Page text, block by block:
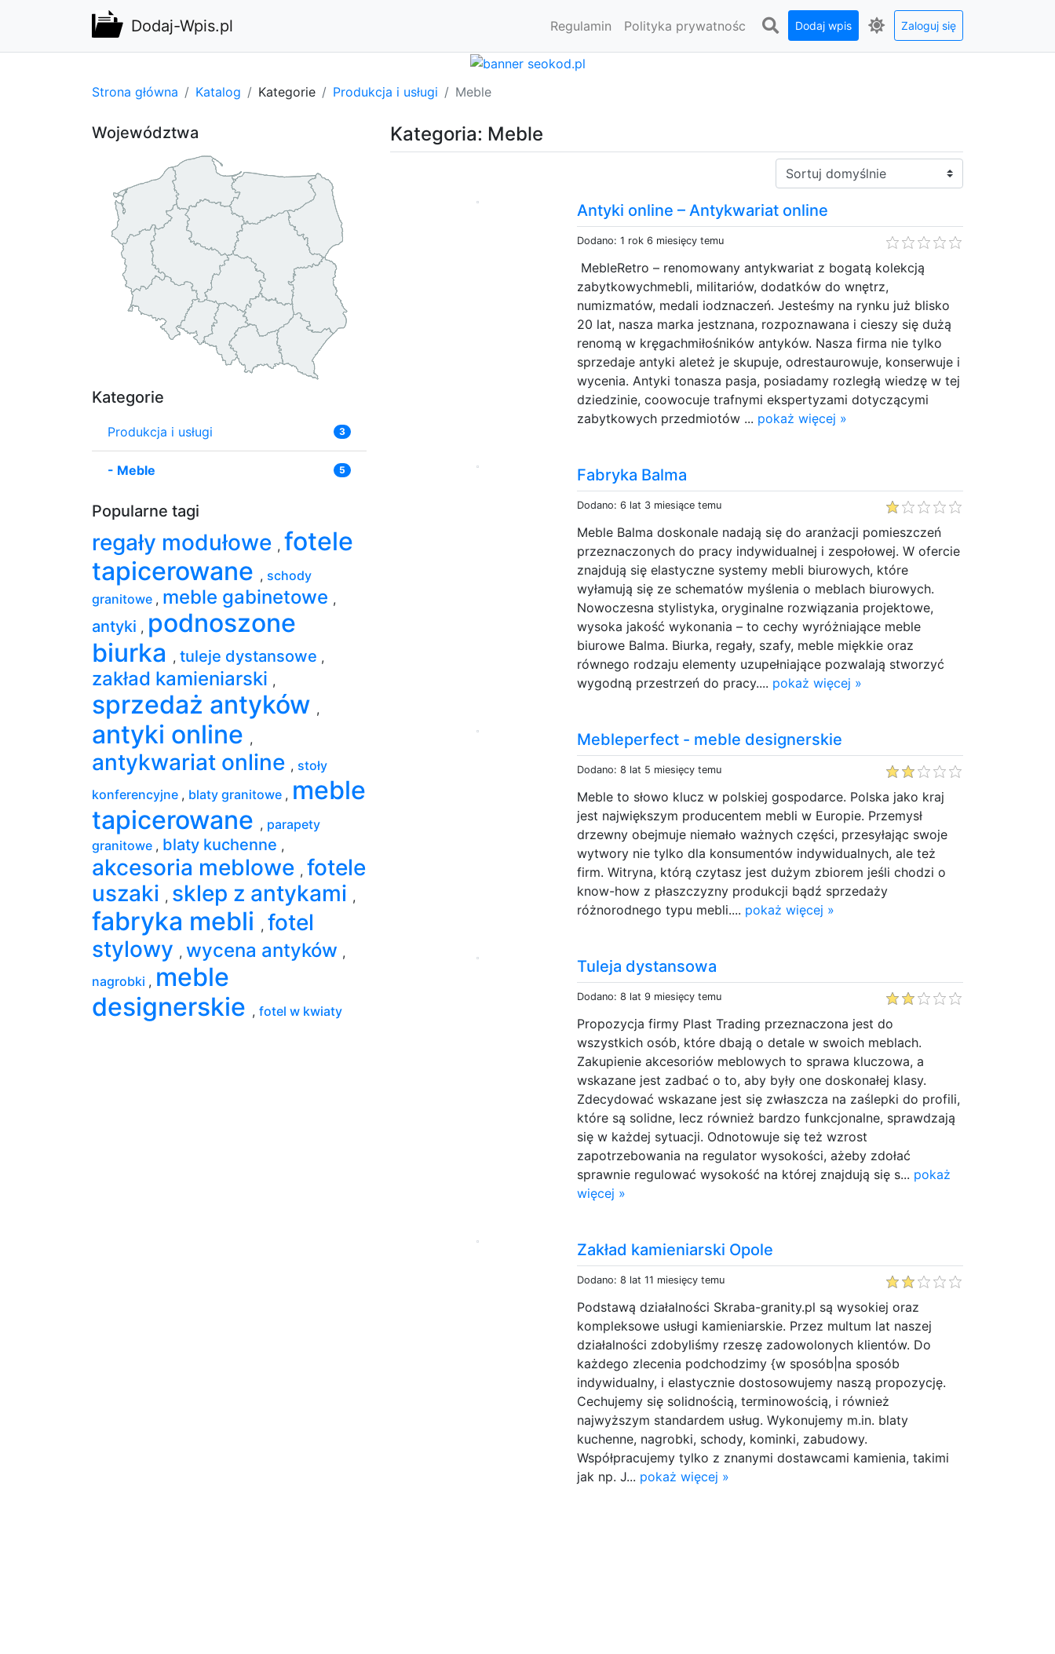
Dodaj-Wpis.pl Regulamin Polityka prywatnośc Dodaj wpis Zaloguj się
Strona główna Katalog Kategorie Produkcja i usługi Meble
Kategoria: Meble
Sortuj:
Antyki online – Antykwariat online
Dodano: 1 rok 6 miesięcy temu
MebleRetro – renomowany antykwariat z bogatą kolekcją
zabytkowychmebli, militariów, dodatków do wnętrz,
numizmatów, medali iodznaczeń. Jesteśmy na rynku już blisko
20 lat, nasza marka jestznana, rozpoznawana i cieszy się dużą
renomą w kręgachmiłośników antyków. Nasza firma nie tylko
sprzedaje antyki aleteż je skupuje, odrestaurowuje, konserwuje i
wycenia. Antyki tonasza pasja, posiadamy rozległą wiedzę w tej
dziedzinie, coowocuje trafnymi ekspertyzami dotyczącymi
zabytkowych przedmiotów ... pokaż więcej »
Fabryka Balma
Dodano: 6 lat 3 miesiące temu
Meble Balma doskonale nadają się do aranżacji pomieszczeń
przeznaczonych do pracy indywidualnej i zespołowej. W ofercie
znajdują się elastyczne systemy mebli biurowych, które
wyłamują się ze schematów myślenia o meblach biurowych.
Nowoczesna stylistyka, oryginalne rozwiązania projektowe,
wysoka jakość wykonania – to cechy wyróżniające meble
biurowe Balma. Biurka, regały, szafy, meble miękkie oraz
równego rodzaju elementy uzupełniające pozwalają stworzyć
wygodną przestrzeń do pracy.... pokaż więcej »
Mebleperfect - meble designerskie
Dodano: 8 lat 5 miesięcy temu
Meble to słowo klucz w polskiej gospodarce. Polska jako kraj
jest największym producentem mebli w Europie. Przemysł
drzewny obejmuje niemało ważnych części, przesyłając swoje
wytwory nie tylko dla konsumentów indywidualnych, ale też
firm. Witryna, którą czytasz jest dużym zbiorem jeśli chodzi o
know-how z płaszczyzny produkcji bądź sprzedaży
różnorodnego typu mebli.... pokaż więcej »
Tuleja dystansowa
Dodano: 8 lat 9 miesięcy temu
Propozycja firmy Plast Trading przeznaczona jest do
wszystkich osób, które dbają o detale w swoich meblach.
Zakupienie akcesoriów meblowych to sprawa kluczowa, a
wskazane jest zadbać o to, aby były one doskonałej klasy.
Zdecydować wskazane jest się zwłaszcza na zaślepki do profili,
które są solidne, lecz również bardzo funkcjonalne, sprawdzają
się w każdej sytuacji. Odnotowuje się też wzrost
zapotrzebowania na regulator wysokości, ażeby zdołać
sprawnie regulować wysokość na której znajdują się s... pokaż
więcej »
Zakład kamieniarski Opole
Dodano: 8 lat 11 miesięcy temu
Podstawą działalności Skraba-granity.pl są wysokiej oraz
kompleksowe usługi kamieniarskie. Przez multum lat naszej
działalności zdobyliśmy rzeszę zadowolonych klientów. Do
każdego zlecenia podchodzimy {w sposób|na sposób
indywidualny, i elastycznie dostosowujemy naszą propozycję.
Cechujemy się solidnością, terminowością, i również
najwyższym standardem usług. Wykonujemy m.in. blaty
kuchenne, nagrobki, schody, kominki, zabudowy.
Współpracujemy tylko z znanymi dostawcami kamienia, takimi
jak np. J... pokaż więcej »
Województwa
Kategorie
Produkcja i usługi 3
- Meble 5
Popularne tagi
regały modułowe , fotele
tapicerowane , schody
granitowe , meble gabinetowe ,
antyki , podnoszone
biurka , tuleje dystansowe ,
zakład kamieniarski ,
sprzedaż antyków ,
antyki online ,
antykwariat online , stoły
konferencyjne , blaty granitowe , meble
tapicerowane , parapety
granitowe , blaty kuchenne ,
akcesoria meblowe , fotele
uszaki , sklep z antykami ,
fabryka mebli , fotel
stylowy , wycena antyków ,
nagrobki , meble
designerskie , fotel w kwiaty